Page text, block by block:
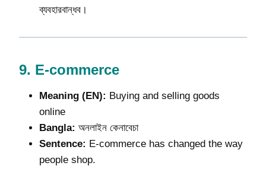
ব্যবহারবান্ধব।
9. E-commerce
Meaning (EN): Buying and selling goods
online
Bangla: অনলাইন কেনাবেচা
Sentence: E-commerce has changed the way
people shop.